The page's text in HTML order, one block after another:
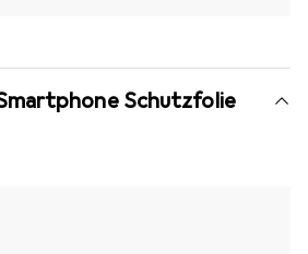
Schutzfolie